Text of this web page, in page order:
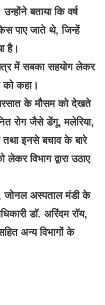
बताया कि वर्ष
पाए जाते थे, जिन्हें
है।
में सबका सहयोग लेकर
कहा।
के मौसम को देखते
रोग जैसे डेंगू, मलेरिया,
इनसे बचाव के बारे
विभाग द्वारा उठाए
जोनल अस्पताल मंडी के
डॉ. अरिंदम रॉय,
अन्य विभागों के